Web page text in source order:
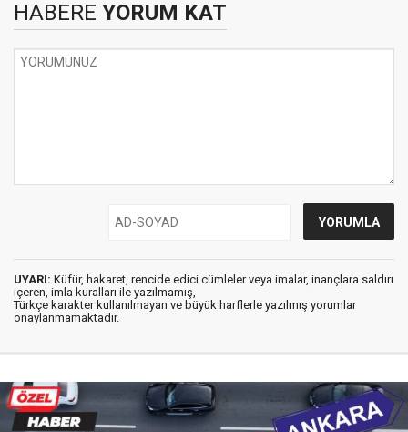
HABERE YORUM KAT
UYARI: Küfür, hakaret, rencide edici cümleler veya imalar, inançlara saldırı
içeren, imla kuralları ile yazılmamış,
Türkçe karakter kullanılmayan ve büyük harflerle yazılmış yorumlar
onaylanmamaktadır.